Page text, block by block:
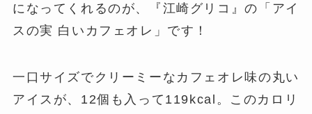
になってくれるのが、『江崎グリコ』の「アイ
スの実 白いカフェオレ」です！
一口サイズでクリーミーなカフェオレ味の丸い
アイスが、12個も入って119kcal。このカロリ